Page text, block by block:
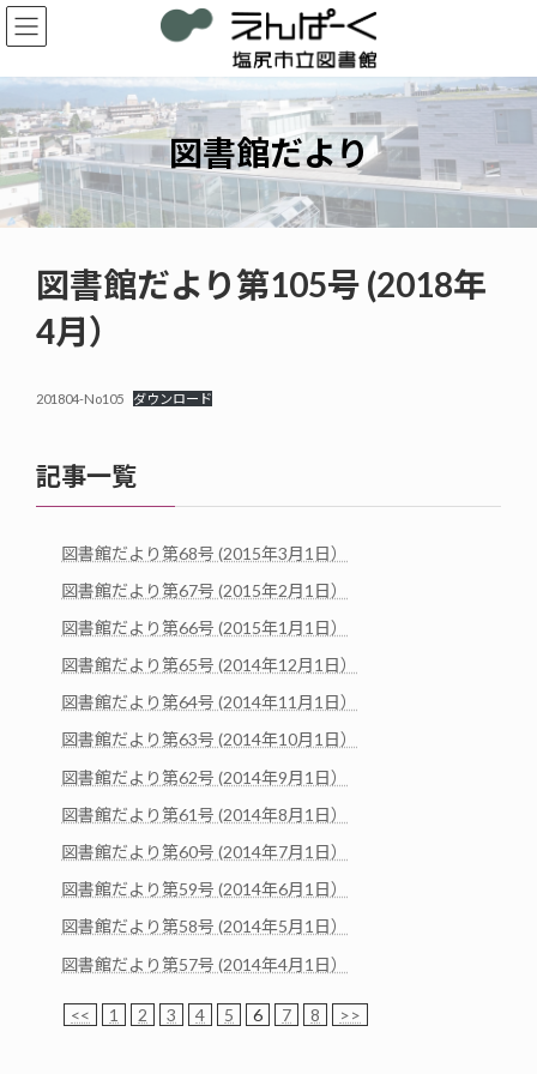
コ
ン
ン
ツ
へ
ス
キ
ッ
プ
ナ
ビ
ー
シ
ョ
ン
に
移
動
図書館だより
図書館だより第105号 (2018年
4月）
201804-No105 ダウンロード
記事一覧
図書館だより第68号 (2015年3月1日）
図書館だより第67号 (2015年2月1日）
図書館だより第66号 (2015年1月1日）
図書館だより第65号 (2014年12月1日）
図書館だより第64号 (2014年11月1日）
図書館だより第63号 (2014年10月1日）
図書館だより第62号 (2014年9月1日）
図書館だより第61号 (2014年8月1日）
図書館だより第60号 (2014年7月1日）
図書館だより第59号 (2014年6月1日）
図書館だより第58号 (2014年5月1日）
図書館だより第57号 (2014年4月1日）
<< 1 2 3 4 5 6 7 8 >>